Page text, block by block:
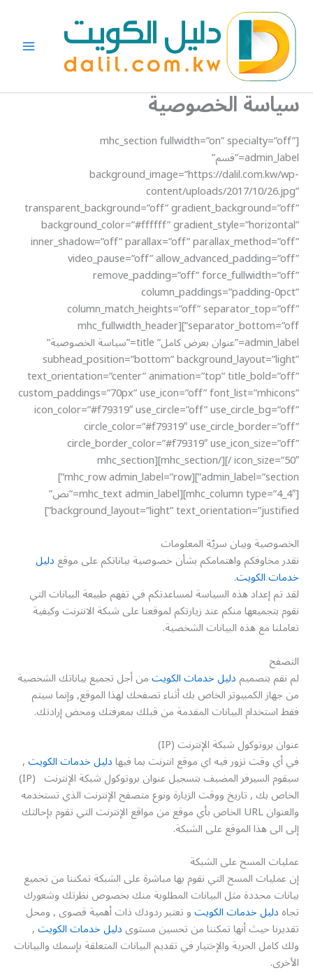
المحتوى
سياسة الخصوصية
[mhc_section fullwidth=”on” specialty=”off”
admin_label=”قسم”
background_image=”https://dalil.com.kw/wp-
content/uploads/2017/10/26.jpg”
transparent_background=”off” gradient_background=”off”
background_color=”#ffffff” gradient_style=”horizontal”
inner_shadow=”off” parallax=”off” parallax_method=”off”
video_pause=”off” allow_advanced_padding=”off”
remove_padding=”off” force_fullwidth=”off”
column_paddings=”padding-0pct”
column_match_heights=”off” separator_top=”off”
separator_bottom=”off”][mhc_fullwidth_header
admin_label=”عنوان بعرض كامل” title=”سياسة الخصوصية”
subhead_position=”bottom” background_layout=”light”
text_orientation=”center” animation=”top” title_bold=”off”
custom_paddings=”70px” use_icon=”off” font_list=”mhicons”
icon_color=”#f79319″ use_circle=”off” use_circle_bg=”off”
circle_color=”#f79319″ use_circle_border=”off”
circle_border_color=”#f79319″ use_icon_size=”off”
icon_size=”50″ /][/mhc_section][mhc_section
admin_label=”section”][mhc_row admin_label=”row”]
[mhc_column type=”4_4″][mhc_text admin_label=”نص”
background_layout=”light” text_orientation=”justified”]
الخصوصية وبيان سريّة المعلومات
نقدر مخاوفكم واهتمامكم بشأن خصوصية بياناتكم على موقعدليل
خدمات الكويت.
لقد تم إعداد هذه السياسة لمساعدتكم في تفهم طبيعة البيانات التي
نقوم بتجميعها منكم عند زيارتكم لموقعنا على شبكة الانترنت وكيفية
تعاملنا مع هذه البيانات الشخصية.
التصفح
لم نقم بتصميمدليل خدمات الكويتمن أجل تجميع بياناتك الشخصية
من جهاز الكمبيوتر الخاص بك أثناء تصفحك لهذا الموقع, وإنما سيتم
فقط استخدام البيانات المقدمة من قبلك بمعرفتك ومحض إرادتك.
عنوان بروتوكول شبكة الإنترنت (IP)
في أي وقت تزور فيه اي موقع انترنت بما فيهادليل خدمات الكويت,
سيقوم السيرفر المضيف بتسجيل عنوان بروتوكول شبكة الإنترنت (IP)
الخاص بك , تاريخ ووقت الزيارة ونوع متصفح الإنترنت الذي تستخدمه
والعنوان URL الخاص بأي موقع من مواقع الإنترنت التي تقوم بإحالتك
إلى الى هذا الموقع على الشبكة.
عمليات المسح على الشبكة
إن عمليات المسح التي نقوم بها مباشرة على الشبكة تمكننا من تجميع
بيانات محددة مثل البيانات المطلوبة منك بخصوص نظرتك وشعورك
تجاهدليل خدمات الكويتو تعتبر ردودك ذات أهمية قصوى , ومحل
تقديرنا حيث أنها تمكننا من تحسين مستوىدليل خدمات الكويت,
ولك كامل الحرية والإختيار في تقديم البيانات المتعلقة بإسمك والبيانات
الأخرى.